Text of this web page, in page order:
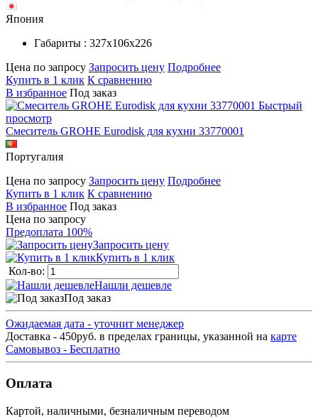
Япония
Габариты : 327х106х226
Цена по запросу Запросить цену Подробнее
Купить в 1 клик К сравнению
В избранное Под заказ
Быстрый
просмотр
Смеситель GROHE Eurodisk для кухни 33770001
Португалия
Цена по запросу Запросить цену Подробнее
Купить в 1 клик К сравнению
В избранное Под заказ
Цена по запросу
Предоплата 100%
Запросить цену
Купить в 1 клик
Кол-во:
Нашли дешевле
Под заказ
Ожидаемая дата - уточнит менеджер
Доставка - 450руб. в пределах границы, указанной на карте
Самовывоз - Бесплатно
Оплата
Картой, наличными, безналичным переводом